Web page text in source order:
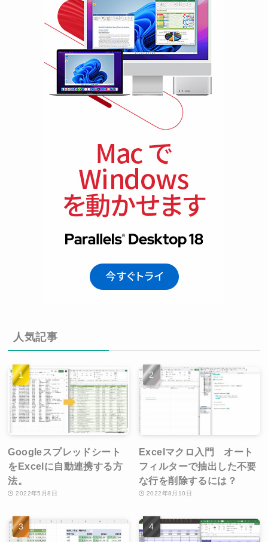
人気記事
Googleスプレッドシート
をExcelに自動連携する方
法。
2022年5月8日
Excelマクロ入門 オート
フィルターで抽出した不要
な行を削除するには？
2022年8月10日